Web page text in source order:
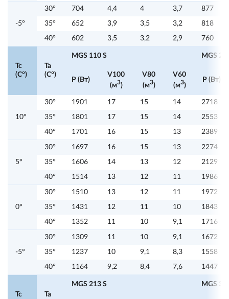
-5°
30° 704 4,4 4 3,7 877
35° 652 3,9 3,5 3,2 818
40° 602 3,5 3,2 2,9 760
Tc
(C°)
Ta
(C°)
MGS 110 S MGS
P (Вт)
V100
(м3)
V80
(м3)
V60
(м3)
P (Вт)
10°
30° 1901 17 15 14 2718
35° 1801 17 15 14 2553
40° 1701 16 15 13 2389
5°
30° 1697 16 15 13 2274
35° 1606 14 13 12 2129
40° 1514 13 12 11 1986
0°
30° 1510 13 12 11 1972
35° 1431 12 11 10 1843
40° 1352 11 10 9,1 1716
-5°
30° 1309 11 10 9,1 1672
35° 1237 10 9,1 8,3 1558
40° 1164 9,2 8,4 7,6 1447
Tc
Ta
MGS 213 S MGS